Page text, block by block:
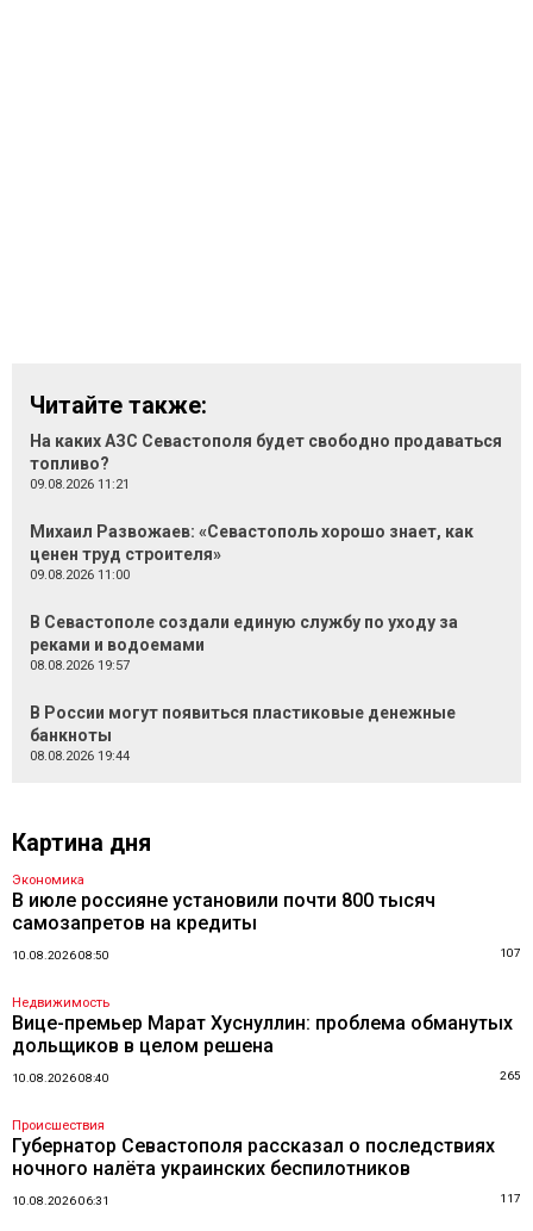
Читайте также:
На каких АЗС Севастополя будет свободно продаваться
топливо?
09.08.2026 11:21
Михаил Развожаев: «Севастополь хорошо знает, как
ценен труд строителя»
09.08.2026 11:00
В Севастополе создали единую службу по уходу за
реками и водоемами
08.08.2026 19:57
В России могут появиться пластиковые денежные
банкноты
08.08.2026 19:44
Картина дня
Экономика
В июле россияне установили почти 800 тысяч
самозапретов на кредиты
10.08.2026 08:50 107
Недвижимость
Вице-премьер Марат Хуснуллин: проблема обманутых
дольщиков в целом решена
10.08.2026 08:40 265
Происшествия
Губернатор Севастополя рассказал о последствиях
ночного налёта украинских беспилотников
10.08.2026 06:31 117